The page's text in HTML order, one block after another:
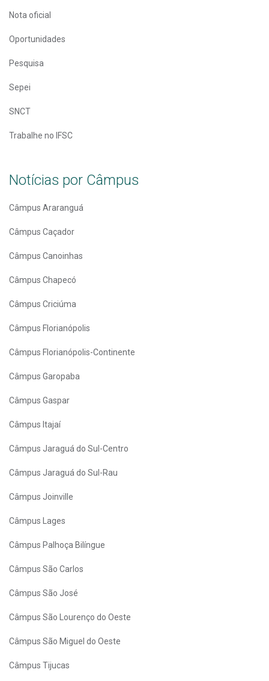
Nota oficial
Oportunidades
Pesquisa
Sepei
SNCT
Trabalhe no IFSC
Notícias por Câmpus
Câmpus Araranguá
Câmpus Caçador
Câmpus Canoinhas
Câmpus Chapecó
Câmpus Criciúma
Câmpus Florianópolis
Câmpus Florianópolis-Continente
Câmpus Garopaba
Câmpus Gaspar
Câmpus Itajaí
Câmpus Jaraguá do Sul-Centro
Câmpus Jaraguá do Sul-Rau
Câmpus Joinville
Câmpus Lages
Câmpus Palhoça Bilíngue
Câmpus São Carlos
Câmpus São José
Câmpus São Lourenço do Oeste
Câmpus São Miguel do Oeste
Câmpus Tijucas